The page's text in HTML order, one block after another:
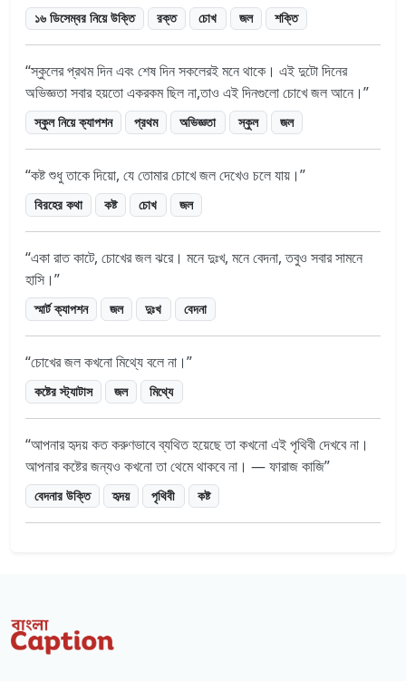
১৬ ডিসেম্বর নিয়ে উক্তি রক্ত চোখ জল শক্তি
স্কুলের প্রথম দিন এবং শেষ দিন সকলেরই মনে থাকে। এই দুটো দিনের
অভিজ্ঞতা সবার হয়তো একরকম ছিল না,তাও এই দিনগুলো চোখে জল আনে।
স্কুল নিয়ে ক্যাপশন প্রথম অভিজ্ঞতা স্কুল জল
কষ্ট শুধু তাকে দিয়ো, যে তোমার চোখে জল দেখেও চলে যায়।
বিরহের কথা কষ্ট চোখ জল
একা রাত কাটে, চোখের জল ঝরে। মনে দুঃখ, মনে বেদনা, তবুও সবার সামনে
হাসি।
স্মার্ট ক্যাপশন জল দুঃখ বেদনা
চোখের জল কখনো মিথ্যে বলে না।
কষ্টের স্ট্যাটাস জল মিথ্যে
আপনার হৃদয় কত করুণভাবে ব্যথিত হয়েছে তা কখনো এই পৃথিবী দেখবে না।
আপনার কষ্টের জন্যও কখনো তা থেমে থাকবে না। — ফারাজ কাজি
বেদনার উক্তি হৃদয় পৃথিবী কষ্ট